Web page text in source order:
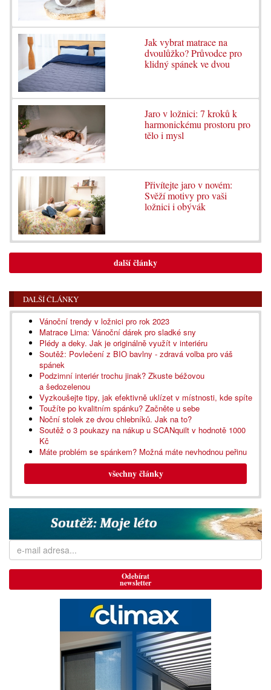
Jak vybrat matrace na
dvoulůžko? Průvodce pro
klidný spánek ve dvou
Jaro v ložnici: 7 kroků k
harmonickému prostoru pro
tělo i mysl
Přivítejte jaro v novém:
Svěží motivy pro vaši
ložnici i obývák
další články
DALŠÍ ČLÁNKY
Vánoční trendy v ložnici pro rok 2023
Matrace Lima: Vánoční dárek pro sladké sny
Plédy a deky. Jak je originálně využít v interiéru
Soutěž: Povlečení z BIO bavlny - zdravá volba pro váš
spánek
Podzimní interiér trochu jinak? Zkuste béžovou
a šedozelenou
Vyzkoušejte tipy, jak efektivně uklízet v místnosti, kde spíte
Toužíte po kvalitním spánku? Začněte u sebe
Noční stolek ze dvou chlebníků. Jak na to?
Soutěž o 3 poukazy na nákup u SCANquilt v hodnotě 1000
Kč
Máte problém se spánkem? Možná máte nevhodnou peřinu
všechny články
Odebírat
newsletter